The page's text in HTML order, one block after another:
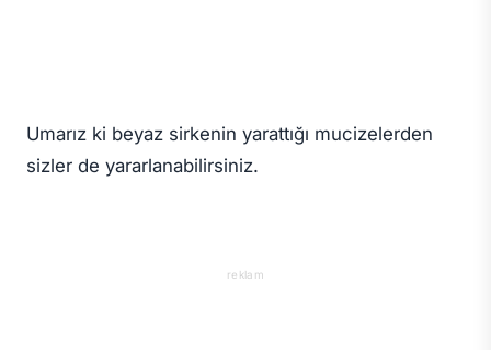
Umarız ki beyaz sirkenin yarattığı mucizelerden
sizler de yararlanabilirsiniz.
reklam